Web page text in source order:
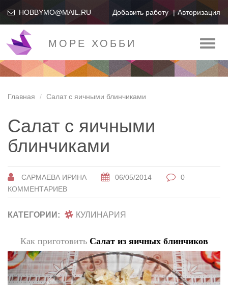
HOBBYMO@MAIL.RU Добавить работу Авторизация
МОРЕ ХОББИ
Главная Салат с яичными блинчиками
Салат с яичными
блинчиками
САРМАЕВА ИРИНА 06/05/2014
0
КОММЕНТАРИЕВ
КАТЕГОРИИ: КУЛИНАРИЯ
Как приготовить Салат из яичных блинчиков